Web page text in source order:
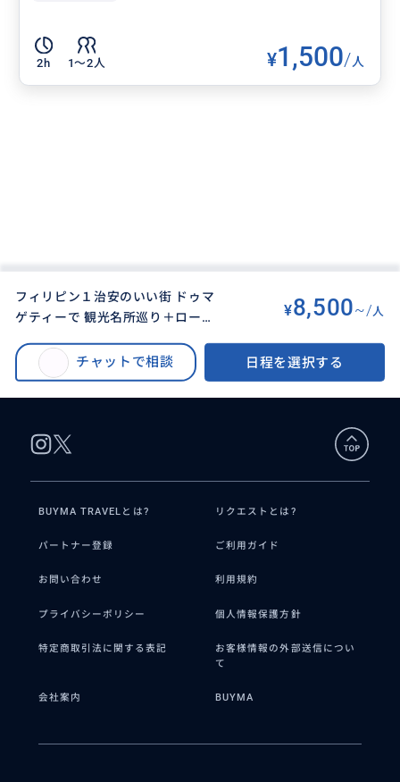
2h 1〜2人 ¥1,500/人
フィリピン１治安のいい街 ドゥマ
ゲティーで 観光名所巡り＋ローカ
人ガイド同行のフリータイムプラ
ン♪
¥8,500~/人
チャットで相談 日程を選択する
フィリピン１治安のいい街 ドゥマゲティーで 観光名所巡り＋ローカル体験ツ
アー！ 貸切車付き、日本人ガイド同行のフリータイムプラン♪
BUYMA TRAVELとは? リクエストとは?
パートナー登録 ご利用ガイド
お問い合わせ 利用規約
プライバシーポリシー 個人情報保護方針
特定商取引法に関する表記
お客様情報の外部送信につい
て
会社案内 BUYMA